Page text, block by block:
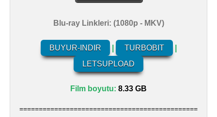
Blu-ray Linkleri: (1080p - MKV)
BUYUR-INDIR TURBOBIT
LETSUPLOAD
Film boyutu: 8.33 GB
==============================================